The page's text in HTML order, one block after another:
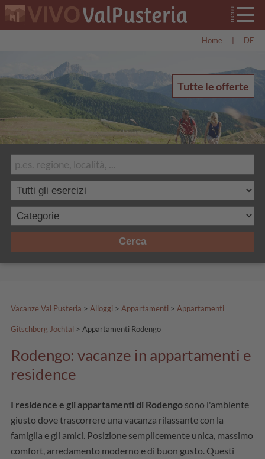
Home DE
Cerca
Tutte le offerte
Vacanze Val Pusteria > Alloggi > Appartamenti > Appartamenti
Gitschberg Jochtal > Appartamenti Rodengo
Rodengo: vacanze in appartamenti e
residence
I residence e gli appartamenti di Rodengo sono l'ambiente
giusto dove trascorrere una vacanza rilassante con la
famiglia e gli amici. Posizione semplicemente unica, massimo
comfort, arredamento moderno e di buon gusto. Questi